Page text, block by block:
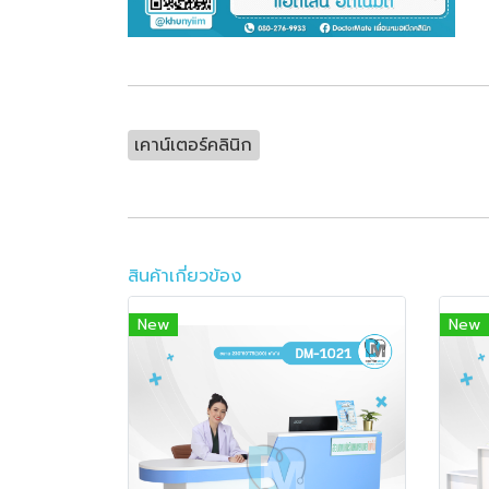
เคาน์เตอร์คลินิก
สินค้าเกี่ยวข้อง
New New